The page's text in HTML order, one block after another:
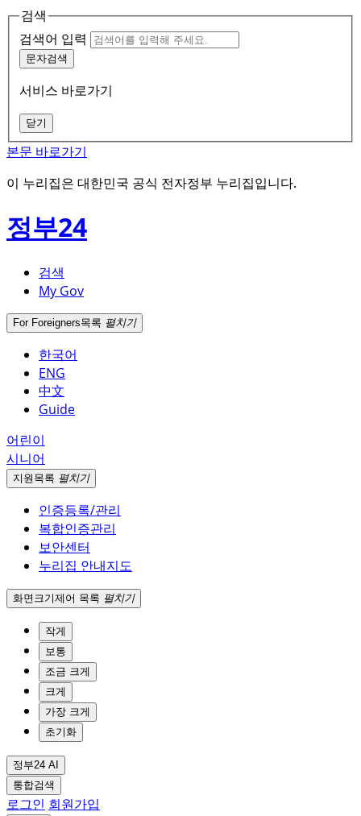
검색
검색어 입력
문자검색
서비스 바로가기
닫기
본문 바로가기
이 누리집은 대한민국 공식 전자정부 누리집입니다.
정부24
검색
My Gov
For Foreigners목록 펼치기
한국어
ENG
中文
Guide
어린이
시니어
지원 목록 펼치기
인증등록/관리
복합인증관리
보안센터
누리집 안내지도
화면크기제어 목록 펼치기
작게
보통
조금 크게
크게
가장 크게
초기화
정부24 AI
통합검색
로그인 회원가입